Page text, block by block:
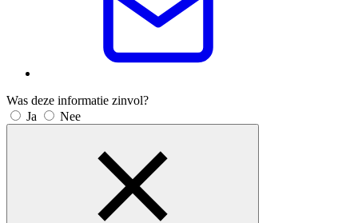
Was deze informatie zinvol?
Ja
Nee